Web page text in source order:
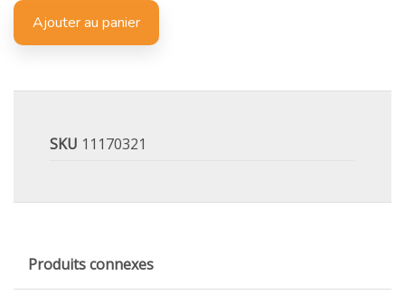
Ajouter au panier
SKU 11170321
Produits connexes